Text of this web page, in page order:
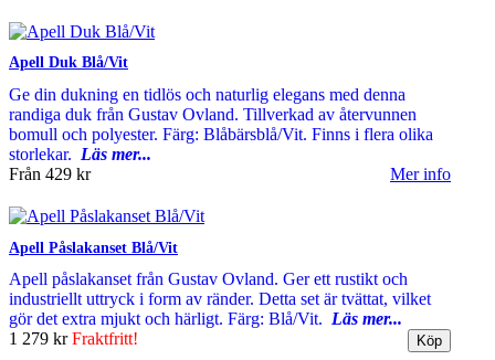
Apell Duk Blå/Vit
Ge din dukning en tidlös och naturlig elegans med denna
randiga duk från Gustav Ovland. Tillverkad av återvunnen
bomull och polyester. Färg: Blåbärsblå/Vit. Finns i flera olika
storlekar. Läs mer...
Från 429 kr Mer info
Apell Påslakanset Blå/Vit
Apell påslakanset från Gustav Ovland. Ger ett rustikt och
industriellt uttryck i form av ränder. Detta set är tvättat, vilket
gör det extra mjukt och härligt. Färg: Blå/Vit. Läs mer...
1 279 krFraktfritt!